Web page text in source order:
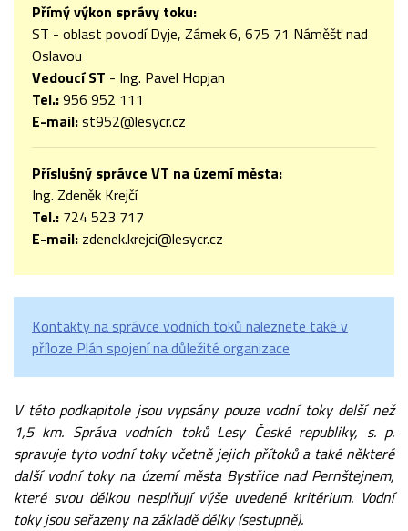
Přímý výkon správy toku:
ST - oblast povodí Dyje, Zámek 6, 675 71 Náměšť nad
Oslavou
Vedoucí ST - Ing. Pavel Hopjan
Tel.:956 952 111
E-mail:st952@lesycr.cz
Příslušný správce VT na území města:
Ing. Zdeněk Krejčí
Tel.: 724 523 717
E-mail: zdenek.krejci@lesycr.cz
Kontakty na správce vodních toků naleznete také v
příloze Plán spojení na důležité organizace
V této podkapitole jsou vypsány pouze vodní toky delší než
1,5 km. Správa vodních toků Lesy České republiky, s. p.
spravuje tyto vodní toky včetně jejich přítoků a také některé
další vodní toky na území města Bystřice nad Pernštejnem,
které svou délkou nesplňují výše uvedené kritérium. Vodní
toky jsou seřazeny na základě délky (sestupně).